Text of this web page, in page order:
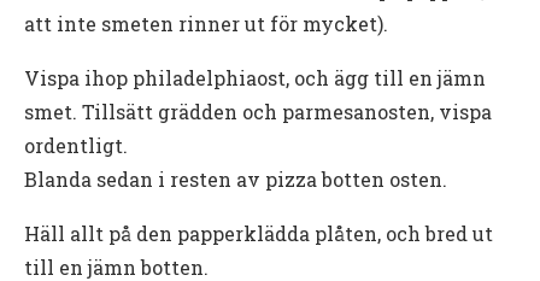
att inte smeten rinner ut för mycket).
Vispa ihop philadelphiaost, och ägg till en jämn
smet. Tillsätt grädden och parmesanosten, vispa
ordentligt.
Blanda sedan i resten av pizza botten osten.
Häll allt på den papperklädda plåten, och bred ut
till en jämn botten.